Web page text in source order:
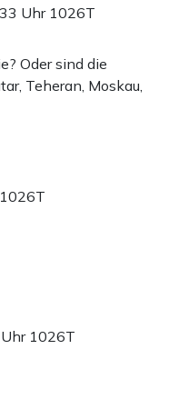
Uhr 1026T
Oder sind die
Teheran, Moskau,
1026T
1026T